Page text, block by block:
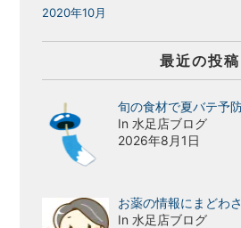
2020年10月
最近の投稿
旬の食材で夏バテ予
In 水足店ブログ
2026年8月1日
お薬の情報にまどわ
In 水足店ブログ